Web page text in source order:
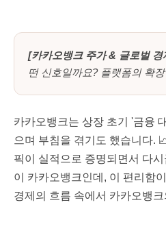
[카카오뱅크 주가 & 글로벌 경
떤 신호일까요? 플랫폼의 확
카카오뱅크는 상장 초기 '금융
으며 부침을 겪기도 했습니다.
픽이 실적으로 증명되면서 다
이 카카오뱅크인데, 이 편리함
경제의 흐름 속에서 카카오뱅